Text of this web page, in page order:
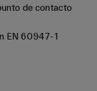
de contacto
EN 60947-1